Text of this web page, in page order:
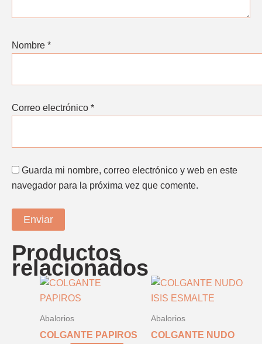
Nombre *
Correo electrónico *
Guarda mi nombre, correo electrónico y web en este
navegador para la próxima vez que comente.
Productos
relacionados
Abalorios
COLGANTE PAPIROS
Abalorios
COLGANTE NUDO